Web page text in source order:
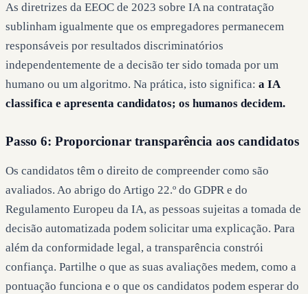
As diretrizes da EEOC de 2023 sobre IA na contratação
sublinham igualmente que os empregadores permanecem
responsáveis por resultados discriminatórios
independentemente de a decisão ter sido tomada por um
humano ou um algoritmo. Na prática, isto significa: a IA
classifica e apresenta candidatos; os humanos decidem.
Passo 6: Proporcionar transparência aos candidatos
Os candidatos têm o direito de compreender como são
avaliados. Ao abrigo do Artigo 22.º do GDPR e do
Regulamento Europeu da IA, as pessoas sujeitas a tomada de
decisão automatizada podem solicitar uma explicação. Para
além da conformidade legal, a transparência constrói
confiança. Partilhe o que as suas avaliações medem, como a
pontuação funciona e o que os candidatos podem esperar do